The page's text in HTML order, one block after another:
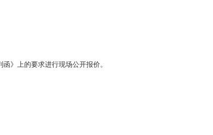
》上的要求进行现场公开报价。